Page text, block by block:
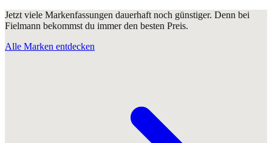
Jetzt viele Markenfassungen dauerhaft noch günstiger. Denn bei
Fielmann bekommst du immer den besten Preis.
Alle Marken entdecken